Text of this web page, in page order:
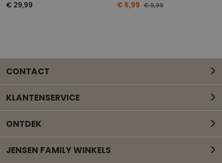
€ 29,99
€ 5,99 € 9,99
CONTACT
Mail onze klantenservice
KLANTENSERVICE
ONTDEK
JENSEN FAMILY WINKELS